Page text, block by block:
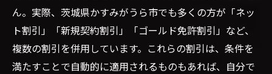
ん。実際、茨城県かすみがうら市でも多くの方が「ネッ
ト割引」「新規契約割引」「ゴールド免許割引」など、
複数の割引を併用しています。これらの割引は、条件を
満たすことで自動的に適用されるものもあれば、自分で